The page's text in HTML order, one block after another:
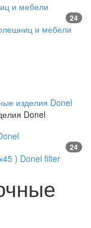
и мебели
24
и мебели
изделия Donel
Donel
24
) Donel filter